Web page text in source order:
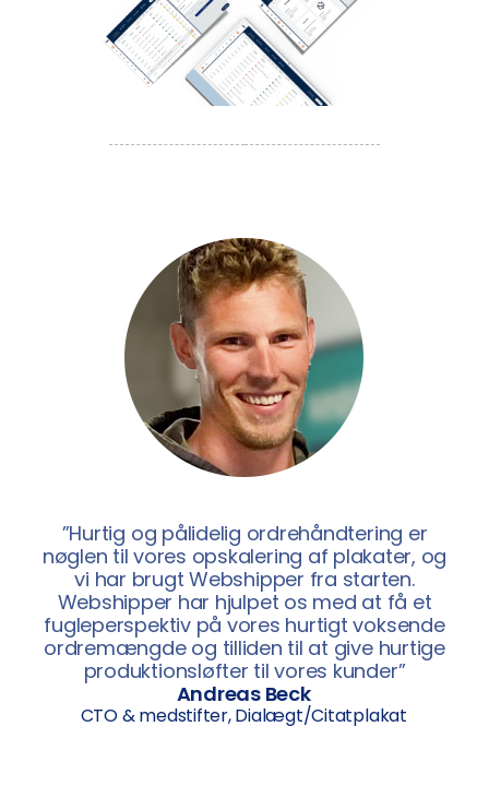
”Hurtig og pålidelig ordrehåndtering er
nøglen til vores opskalering af plakater, og
vi har brugt Webshipper fra starten.
Webshipper har hjulpet os med at få et
fugleperspektiv på vores hurtigt voksende
ordremængde og tilliden til at give hurtige
produktionsløfter til vores kunder”
Andreas Beck
CTO & medstifter, Dialægt/Citatplakat